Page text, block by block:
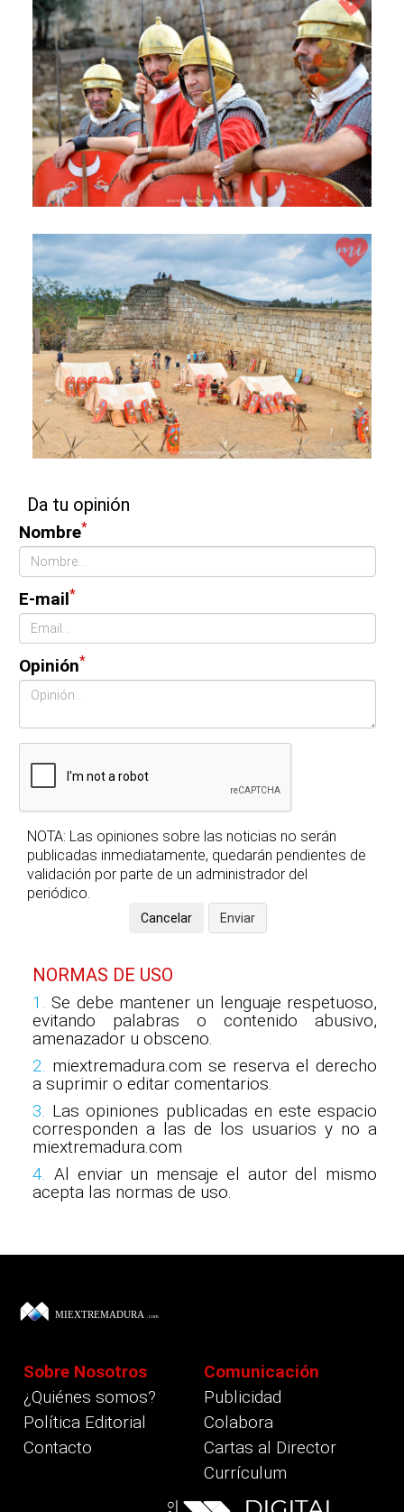
Da tu opinión
Nombre*
E-mail*
Opinión*
NOTA: Las opiniones sobre las noticias no serán
publicadas inmediatamente, quedarán pendientes de
validación por parte de un administrador del
periódico.
NORMAS DE USO
1. Se debe mantener un lenguaje respetuoso,
evitando palabras o contenido abusivo,
amenazador u obsceno.
2. miextremadura.com se reserva el derecho
a suprimir o editar comentarios.
3. Las opiniones publicadas en este espacio
corresponden a las de los usuarios y no a
miextremadura.com
4. Al enviar un mensaje el autor del mismo
acepta las normas de uso.
Sobre Nosotros
¿Quiénes somos?
Política Editorial
Contacto
Comunicación
Publicidad
Colabora
Cartas al Director
Currículum